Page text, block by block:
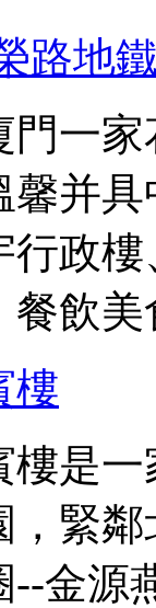
路地
門一
并
行政
餐飲
樓
是
，緊
金源